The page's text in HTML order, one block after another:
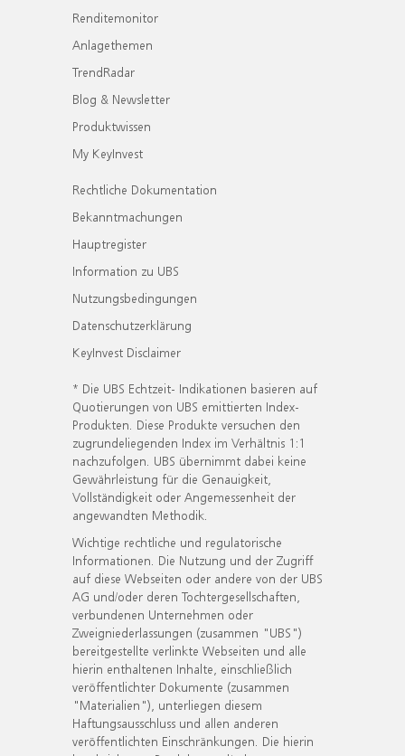
Renditemonitor
Anlagethemen
TrendRadar
Blog & Newsletter
Produktwissen
My KeyInvest
Rechtliche Dokumentation
Bekanntmachungen
Hauptregister
Information zu UBS
Nutzungsbedingungen
Datenschutzerklärung
KeyInvest Disclaimer
* Die UBS Echtzeit- Indikationen basieren auf
Quotierungen von UBS emittierten Index-
Produkten. Diese Produkte versuchen den
zugrundeliegenden Index im Verhältnis 1:1
nachzufolgen. UBS übernimmt dabei keine
Gewährleistung für die Genauigkeit,
Vollständigkeit oder Angemessenheit der
angewandten Methodik.
Wichtige rechtliche und regulatorische
Informationen. Die Nutzung und der Zugriff
auf diese Webseiten oder andere von der UBS
AG und/oder deren Tochtergesellschaften,
verbundenen Unternehmen oder
Zweigniederlassungen (zusammen "UBS")
bereitgestellte verlinkte Webseiten und alle
hierin enthaltenen Inhalte, einschließlich
veröffentlichter Dokumente (zusammen
"Materialien"), unterliegen diesem
Haftungsausschluss und allen anderen
veröffentlichten Einschränkungen. Die hierin